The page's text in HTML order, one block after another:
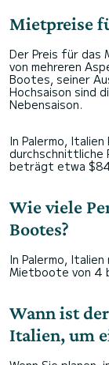
Mietpreise
Der Preis für das
von mehreren
Bootes, seiner
Hochsaison sind
Nebensaison.
In Palermo,
durchschnittliche
beträgt etwa
Wie viele
Bootes?
In Palermo,
Mietboote von 4
Wann ist
Italien, um